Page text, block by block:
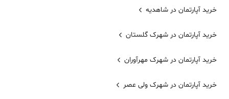
خرید آپارتمان در شاهدیه
خرید آپارتمان در شهرک گلستان
خرید آپارتمان در شهرک مهرآوران
خرید آپارتمان در شهرک ولی عصر